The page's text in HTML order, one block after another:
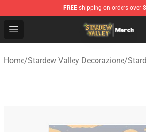
FREE shipping on orders over
Open menu
Stardew Valley Store - Official
Home/Stardew Valley Decorazione/